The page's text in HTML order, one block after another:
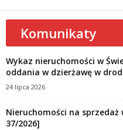
Komunikaty
Wykaz nieruchomości w
oddania w dzierżawę w
24 lipca 2026
Nieruchomości na sprzedaż
37/2026]